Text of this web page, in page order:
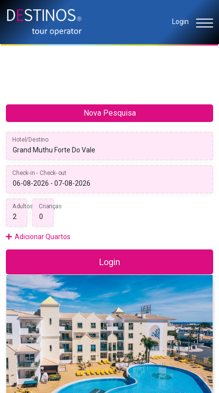
Login
Nova Pesquisa
Hotel/Destino
Check-in - Check-out
Adultos Crianças
Adicionar Quartos
Login